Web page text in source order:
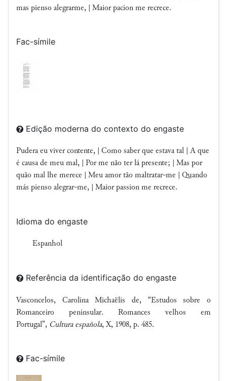
mas pienso alegrarme, | Maior pacion me recrece.
Fac-símile
Edição moderna do contexto do engaste
Pudera eu viver contente, | Como saber que estava tal | A que
é causa de meu mal, | Por me não ter lá presente; | Mas por
quão mal lhe merece | Meu amor tão maltratar-me | Quando
más pienso alegrar-me, | Maior passion me recrece.
Idioma do engaste
Espanhol
Referência da identificação do engaste
Vasconcelos, Carolina Michaëlis de, “Estudos sobre o
Romanceiro peninsular. Romances velhos em
Portugal”, Cultura española, X, 1908, p. 485.
Fac-símile